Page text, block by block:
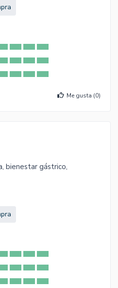
Me gusta (0)
bienestar gástrico,